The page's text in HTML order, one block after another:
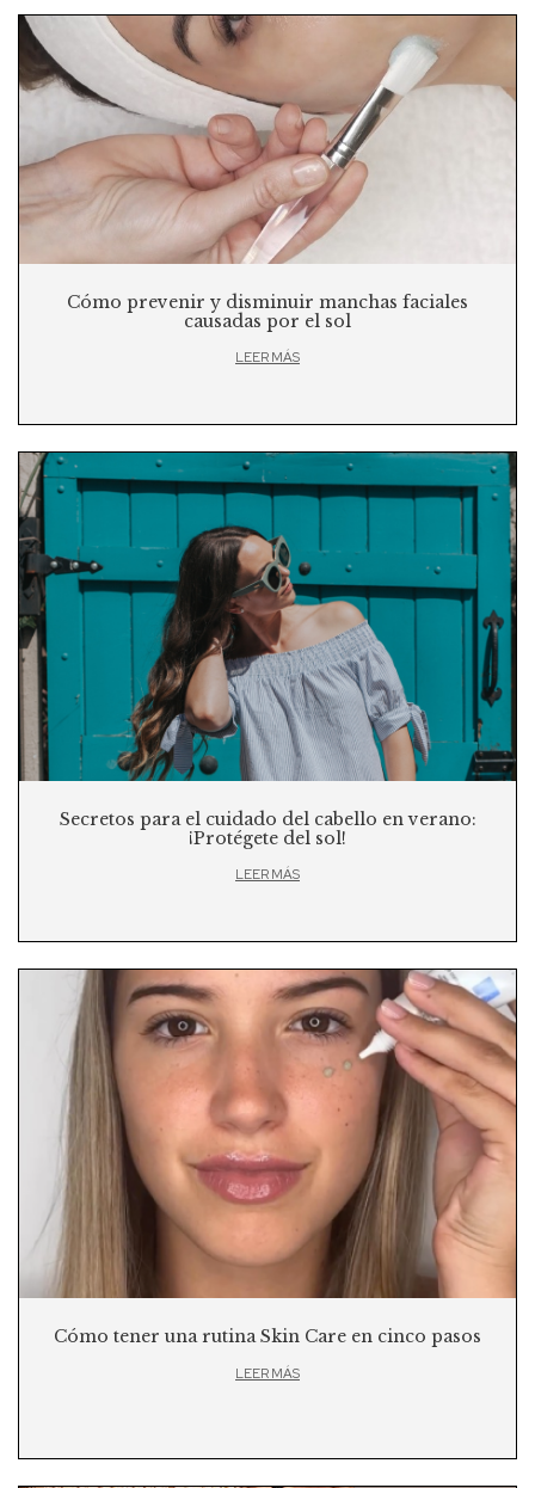
Cómo prevenir y disminuir manchas faciales
causadas por el sol
LEER MÁS
Secretos para el cuidado del cabello en verano:
¡Protégete del sol!
LEER MÁS
Cómo tener una rutina Skin Care en cinco pasos
LEER MÁS